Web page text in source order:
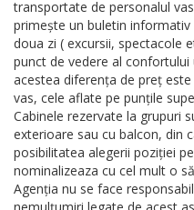
transportate de personalul
primește un buletin
doua zi ( excursii, spectacole
punct de vedere al
acestea diferența de preț
vas, cele aflate pe punțile
Cabinele rezervate la grupuri
exterioare sau cu balcon, din
posibilitatea alegerii poziției
nominalizeaza cu cel mult o
Agenția nu se face